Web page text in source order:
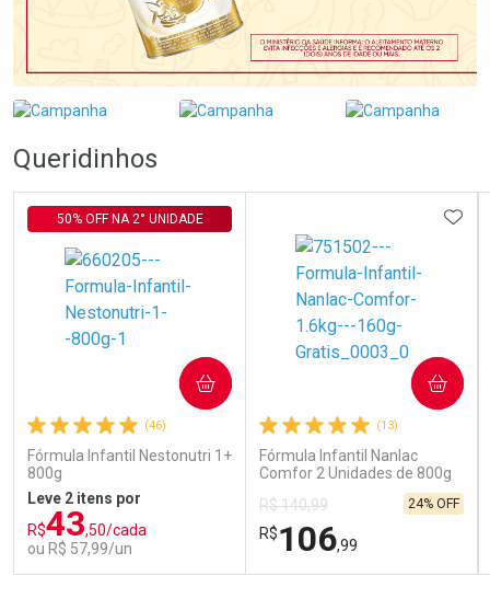
Queridinhos
(46)
Fórmula Infantil Nestonutri 1+
800g
50% OFF NA 2° UNIDADE
Leve 2 itens por
R$43,50/cada
ou R$ 57,99/un
COMPRAR
(13)
Fórmula Infantil Nanlac
Comfor 2 Unidades de 800g
R$ 140,99
R$106,99
24% OFF
COMPRAR